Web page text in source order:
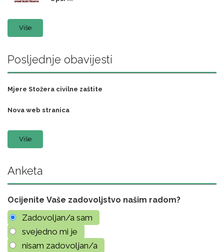
Više
Posljednje obavijesti
Mjere Stožera civilne zaštite
Nova web stranica
Više
Anketa
Ocijenite Vaše zadovoljstvo našim radom?
Zadovoljan/a sam
svejedno mi je
nisam zadovoljan/a